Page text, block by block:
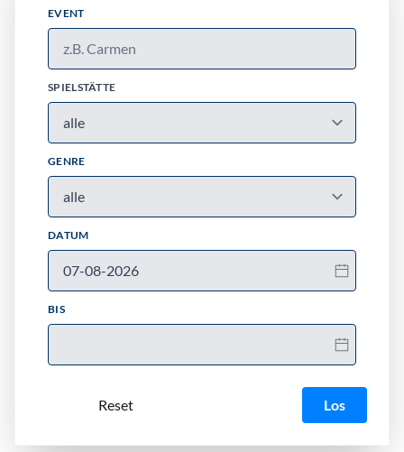
EVENT
SPIELSTÄTTE
GENRE
DATUM
BIS
Los